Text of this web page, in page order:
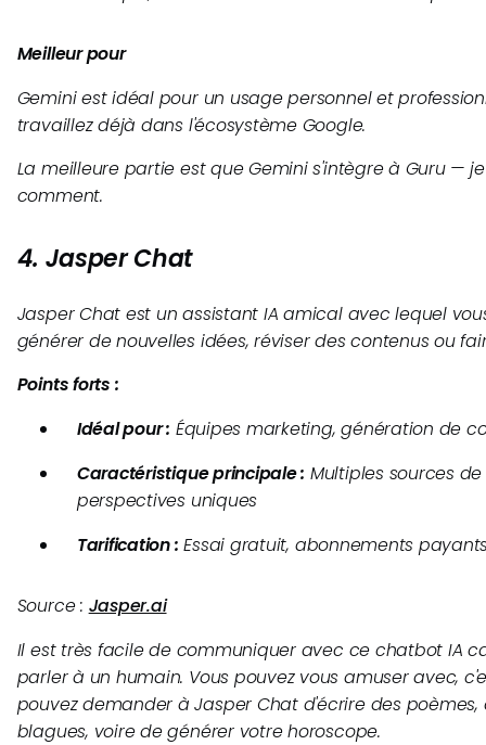
Meilleur pour
Gemini est idéal pour un usage personnel et
travaillez déjà dans l'écosystème Google.
La meilleure partie est que Gemini s'intègre à Guru —
comment.
4. Jasper Chat
Jasper Chat est un assistant IA amical avec lequel
générer de nouvelles idées, réviser des contenus ou
Points forts :
Idéal pour : Équipes marketing, génération de
Caractéristique principale : Multiples sources
perspectives uniques
Tarification : Essai gratuit, abonnements
Source : Jasper.ai
Il est très facile de communiquer avec ce chatbot IA
parler à un humain. Vous pouvez vous amuser avec,
pouvez demander à Jasper Chat d'écrire des
blagues, voire de générer votre horoscope.